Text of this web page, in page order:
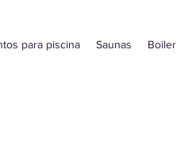
para piscina Saunas Boiler